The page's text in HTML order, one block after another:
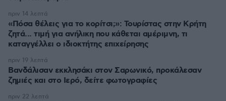
«Πόσα θέλεις για το κορίτσι;»: Τουρίστας στην Κρήτη
ζητά... τιμή για ανήλικη που κάθεται αμέριμνη, τι
καταγγέλλει ο ιδιοκτήτης επιχείρησης
πριν 14 λεπτά
Βανδάλισαν εκκλησάκι στον Σαρωνικό, προκάλεσαν
ζημιές και στο Ιερό, δείτε φωτογραφίες
πριν 19 λεπτά
πριν 22 λεπτά